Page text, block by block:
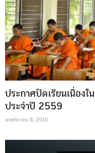
ประกาศปิดเรียนเนื่อง
ประจำปี 2559
พฤศจิกายน 8, 2016